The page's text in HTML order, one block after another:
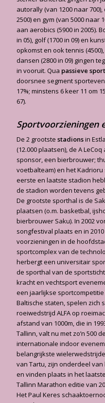
autorally (van 1200 naar
2500) en gym (van 5000 naar
aan aerobics (5900 in 2005).
in 05), golf (1700 in 09) en
opkomst en ook tennis
dansen (2800 in 09) gingen
in vooruit. Qua passieve
doorsnee segment
17%; minstens 6 keer 11 om
67).
Sportvoorzieningen
De 2 grootste stadionsin
(12.000 plaatsen), de A
sponsor, een bierbrouwer;
voetbalteam) en het Kadrioru
eerste en laatste stadion
de stadion worden tevens
De grootste sporthal is de
plaatsen (o.m. basketbal,
bierbrouwer Saku). In 2002
songfestival plaats en in
voorzieningen in de
sportcomplex van de
herbergt een universitair
de sporthal van de
kracht en vechtsport
een jaarlijkse
Baltische staten, spelen zich
roeiwedstrijd ALFA op
afstand van 1000m, die in
Tallinn, valt nu met zo’n 500
internationale indoor
belangrijkste
van Tartu, zijn onderdeel van
en vinden plaats in het
Tallinn Marathon editie van
Het Paul Keres